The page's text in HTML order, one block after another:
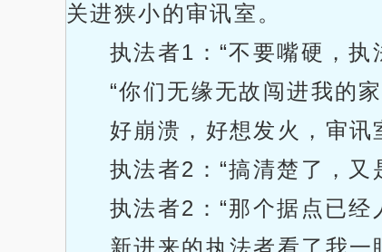
关进狭小的审讯室。
执法者1：“不要嘴硬，执
“你们无缘无故闯进我的
好崩溃，好想发火，审讯
执法者2：“搞清楚了，又
执法者2：“那个据点已经
新进来的执法者看了我一